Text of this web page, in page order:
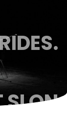
SI ON